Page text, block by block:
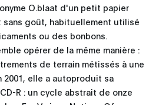
O.blaat d'un petit papier
goût, habituellement utilisé
ou des bonbons.
opérer de la même manière :
de terrain métissés à une
2001, elle a autoproduit sa
R : un cycle abstrait de onze